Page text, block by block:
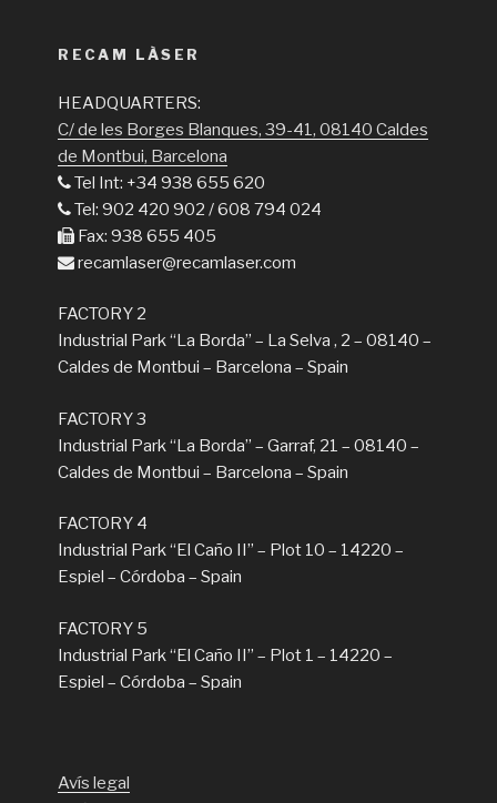
RECAM LÀSER
HEADQUARTERS:
C/ de les Borges Blanques, 39-41, 08140 Caldes
de Montbui, Barcelona
Tel Int: +34 938 655 620
Tel: 902 420 902 / 608 794 024
Fax: 938 655 405
recamlaser@recamlaser.com
FACTORY 2
Industrial Park “La Borda” – La Selva , 2 – 08140 –
Caldes de Montbui – Barcelona – Spain
FACTORY 3
Industrial Park “La Borda” – Garraf, 21 – 08140 –
Caldes de Montbui – Barcelona – Spain
FACTORY 4
Industrial Park “El Caño II” – Plot 10 – 14220 –
Espiel – Córdoba – Spain
FACTORY 5
Industrial Park “El Caño II” – Plot 1 – 14220 –
Espiel – Córdoba – Spain
Avís legal